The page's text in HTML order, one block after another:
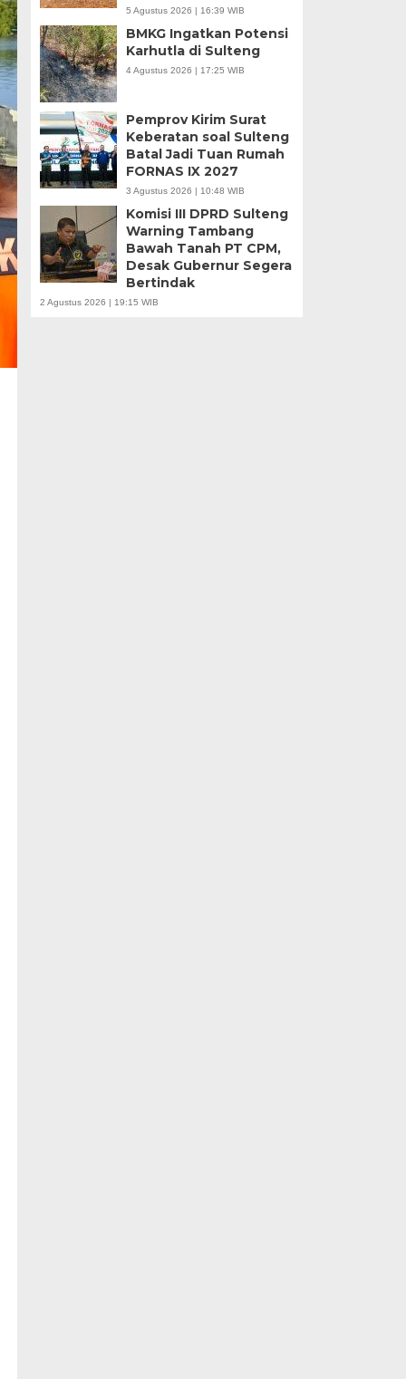
5 Agustus 2026 | 16:39 WIB
BMKG Ingatkan Potensi
Karhutla di Sulteng
4 Agustus 2026 | 17:25 WIB
Pemprov Kirim Surat
Keberatan soal Sulteng
Batal Jadi Tuan Rumah
FORNAS IX 2027
3 Agustus 2026 | 10:48 WIB
Komisi III DPRD Sulteng
Warning Tambang
Bawah Tanah PT CPM,
Desak Gubernur Segera
Bertindak
2 Agustus 2026 | 19:15 WIB